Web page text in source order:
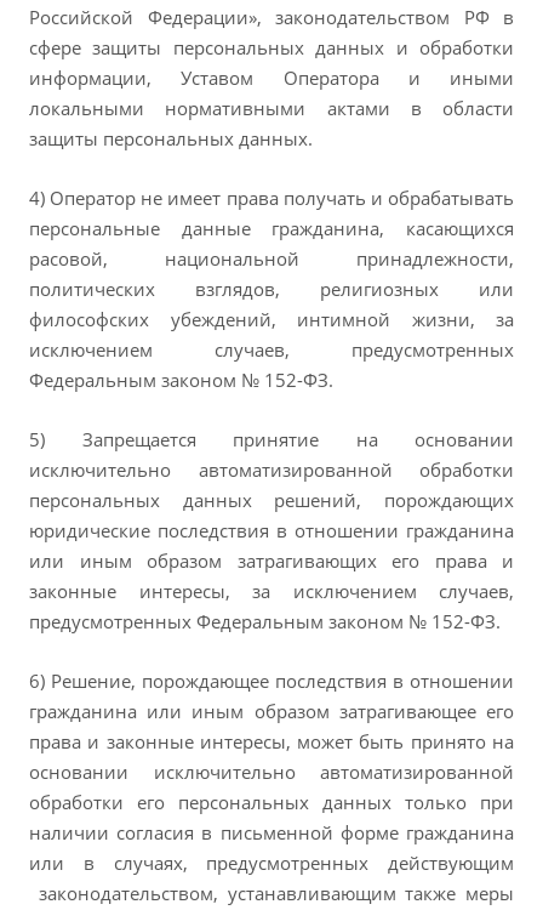
Российской Федерации», законодательством РФ в
сфере защиты персональных данных и обработки
информации, Уставом Оператора и иными
локальными нормативными актами в области
защиты персональных данных.
4) Оператор не имеет права получать и обрабатывать
персональные данные гражданина, касающихся
расовой, национальной принадлежности,
политических взглядов, религиозных или
философских убеждений, интимной жизни, за
исключением случаев, предусмотренных
Федеральным законом № 152-ФЗ.
5) Запрещается принятие на основании
исключительно автоматизированной обработки
персональных данных решений, порождающих
юридические последствия в отношении гражданина
или иным образом затрагивающих его права и
законные интересы, за исключением случаев,
предусмотренных Федеральным законом № 152-ФЗ.
6) Решение, порождающее последствия в отношении
гражданина или иным образом затрагивающее его
права и законные интересы, может быть принято на
основании исключительно автоматизированной
обработки его персональных данных только при
наличии согласия в письменной форме гражданина
или в случаях, предусмотренных действующим
законодательством, устанавливающим также меры